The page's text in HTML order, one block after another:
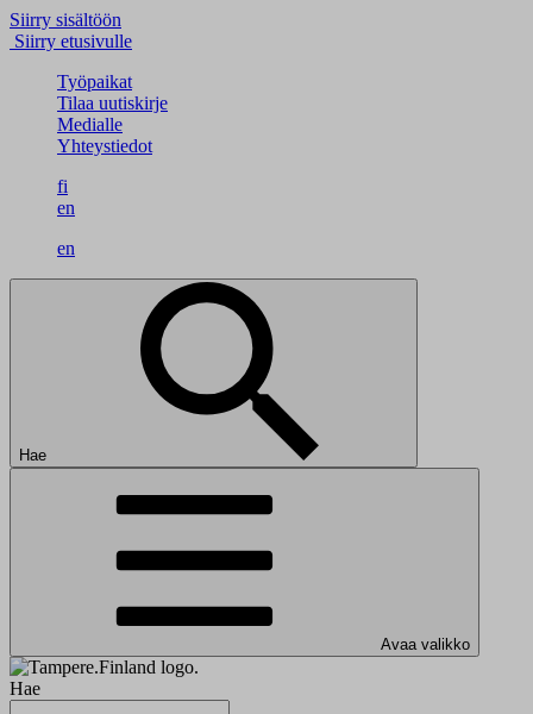
Siirry sisältöön
Siirry etusivulle
Työpaikat
Tilaa uutiskirje
Medialle
Yhteystiedot
fi
en
en
Hae
Avaa valikko
Hae